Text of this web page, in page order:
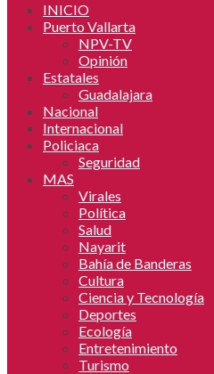
INICIO
Puerto Vallarta
NPV-TV
Opinión
Estatales
Guadalajara
Nacional
Internacional
Policiaca
Seguridad
MAS
Virales
Política
Salud
Nayarit
Bahía de Banderas
Cultura
Ciencia y Tecnología
Deportes
Ecología
Entretenimiento
Turismo